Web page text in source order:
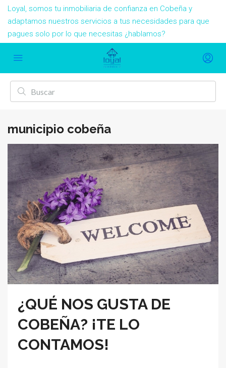
Loyal, somos tu inmobiliaria de confianza en Cobeña y
adaptamos nuestros servicios a tus necesidades para que
pagues solo por lo que necesitas ¿hablamos?
municipio cobeña
¿QUÉ NOS GUSTA DE
COBEÑA? ¡TE LO
CONTAMOS!